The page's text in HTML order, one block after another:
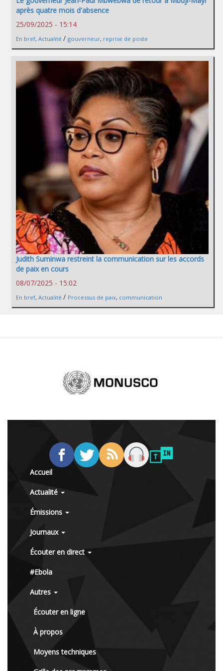
après quatre mois d'absence
25/09/2025 - 15:14
En bref, Actualité / gouverneur, reprise de poste
Judith Suminwa restreint la communication sur les accords
de paix en cours
08/07/2025 - 15:02
En bref, Actualité / Processus de paix, communication
Accueil
Actualité
Émissions
Journaux
Écouter en direct
#Ebola
Autres
Écouter en ligne
À propos
Moyens techniques